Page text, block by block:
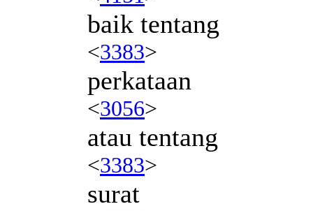
baik tentang
<3383>
perkataan
<3056>
atau tentang
<3383>
surat